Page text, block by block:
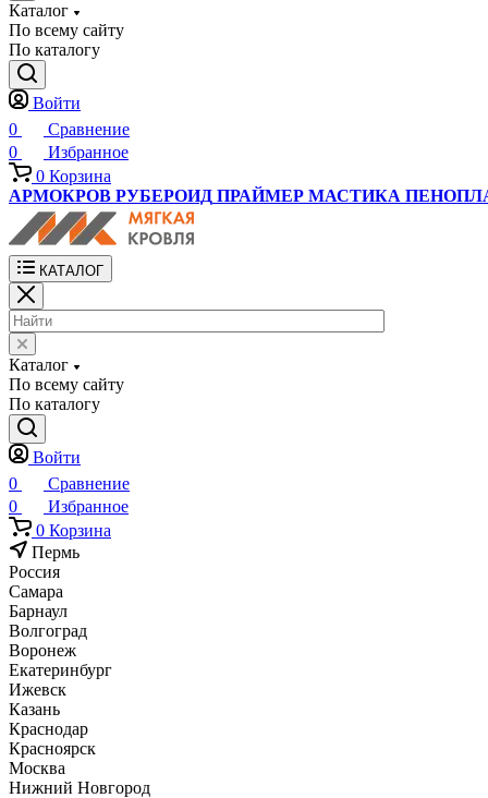
Каталог
По всему сайту
По каталогу
Войти
0
Сравнение
0
Избранное
0 Корзина
АРМОКРОВ РУБЕРОИД ПРАЙМЕР МАСТИКА
КАТАЛОГ
Каталог
По всему сайту
По каталогу
Войти
0
Сравнение
0
Избранное
0 Корзина
Пермь
Россия
Самара
Барнаул
Волгоград
Воронеж
Екатеринбург
Ижевск
Казань
Краснодар
Красноярск
Москва
Нижний Новгород